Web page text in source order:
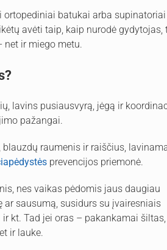
batukai arba supinatoriai
avėti taip, kaip nurodė gydytojas,
net ir miego metu.
lavins pusiausvyrą, jėgą ir
pažangai.
raumenis ir raiščius,
prevencijos priemonė.
nes vaikas pėdomis jaus daugiau
sausumą, susidurs su įvairesniais
kt. Tad jei oras – pakankamai šiltas,
ir lauke.